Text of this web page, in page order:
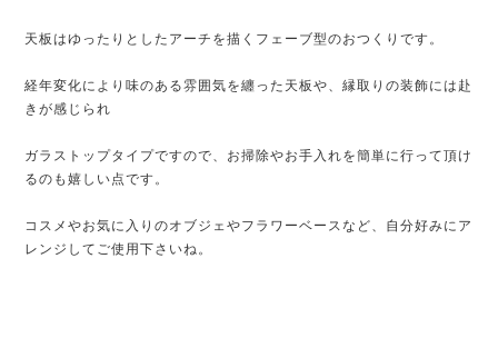
天板はゆったりとしたアーチを描くフェーブ型のおつくりです。
経年変化により味のある雰囲気を纏った天板や、縁取りの装飾には赴
きが感じられ
ガラストップタイプですので、お掃除やお手入れを簡単に行って頂け
るのも嬉しい点です。
コスメやお気に入りのオブジェやフラワーベースなど、自分好みにア
レンジしてご使用下さいね。